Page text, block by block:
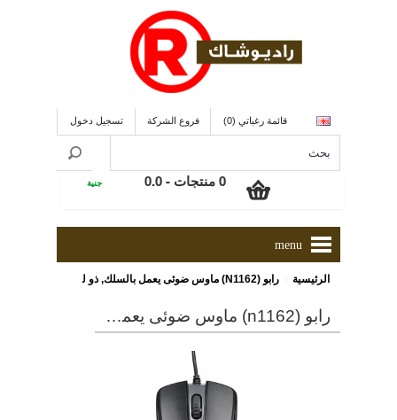
قائمة رغباتي (0) فروع الشركة تسجيل دخول
0 منتجات - 0.0 جنية
menu
الرئيسية رابو (N1162) ماوس ضوئى يعمل بالسلك, ذو لون أسود
رابو (n1162) ماوس ضوئى يعمل بالسلك, ذو لون أسود